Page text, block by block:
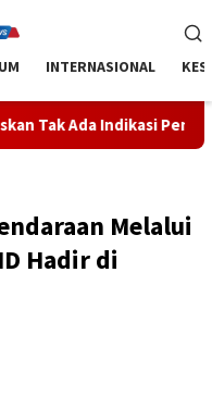
INTERNASIONAL
Barang
Melalui
Hadir di